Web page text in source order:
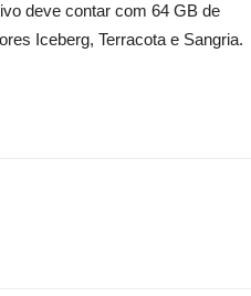
deve contar com 64 GB de
Iceberg, Terracota e Sangria.